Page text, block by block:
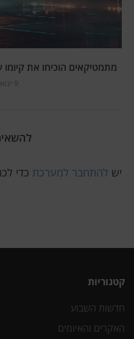
מתמטיקאים הוכיחו את
9 ינואר 2025
יש להתחבר למערכת כדי
קטגוריות
חדשות השבוע
האקרים והאיומים